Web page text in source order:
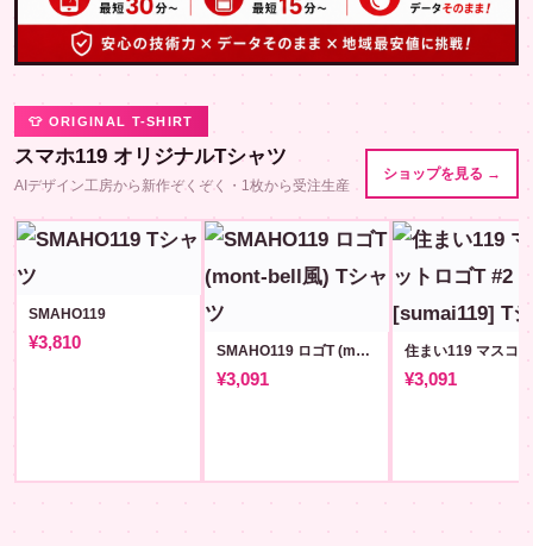
👕 ORIGINAL T-SHIRT
スマホ119 オリジナルTシャツ
AIデザイン工房から新作ぞくぞく・1枚から受注生産
ショップを見る →
SMAHO119
¥3,810 SMAHO119 ロゴT (mont-bell風)
¥3,091 ¥3,091